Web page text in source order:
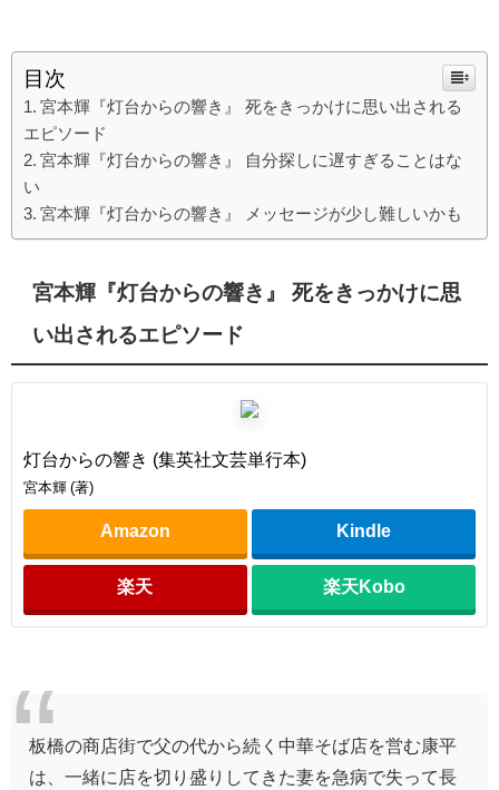
目次
宮本輝『灯台からの響き』 死をきっかけに思い出される
エピソード
宮本輝『灯台からの響き』 自分探しに遅すぎることはな
い
宮本輝『灯台からの響き』 メッセージが少し難しいかも
宮本輝『灯台からの響き』 死をきっかけに思
い出されるエピソード
灯台からの響き (集英社文芸単行本)
宮本輝 (著)
Amazon Kindle
楽天 楽天Kobo
板橋の商店街で父の代から続く中華そば店を営む康平
は、一緒に店を切り盛りしてきた妻を急病で失って長